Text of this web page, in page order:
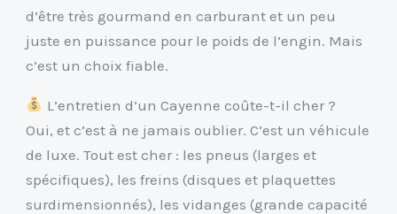
d’être très gourmand en carburant et un peu
juste en puissance pour le poids de l’engin. Mais
c’est un choix fiable.
L’entretien d’un Cayenne coûte-t-il cher ?
Oui, et c’est à ne jamais oublier. C’est un véhicule
de luxe. Tout est cher : les pneus (larges et
spécifiques), les freins (disques et plaquettes
surdimensionnés), les vidanges (grande capacité